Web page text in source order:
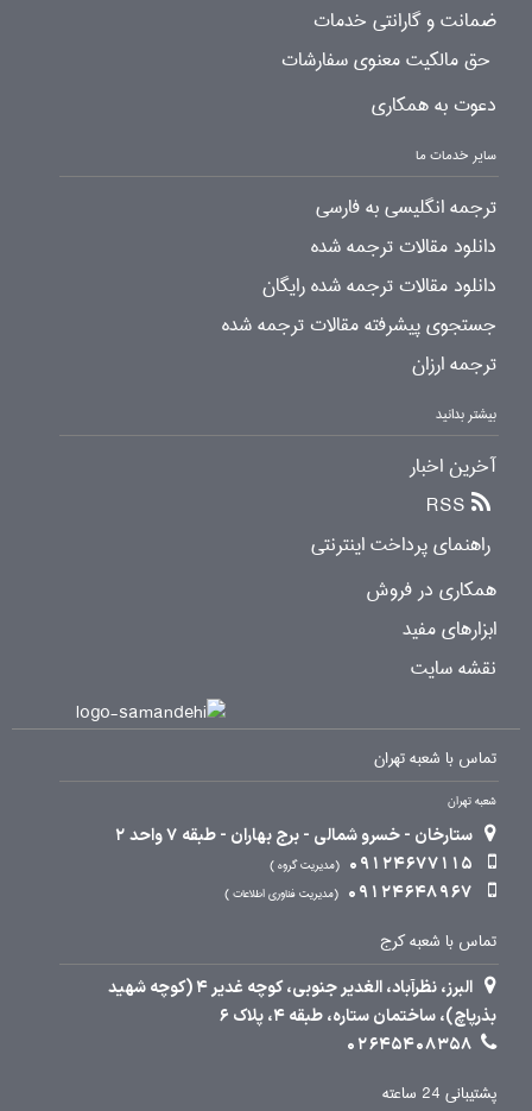
ضمانت و گارانتی خدمات
حق مالکیت معنوی سفارشات
دعوت به همکاری
سایر خدمات ما
ترجمه انگلیسی به فارسی
دانلود مقالات ترجمه شده
دانلود مقالات ترجمه شده رایگان
جستجوی پیشرفته مقالات ترجمه شده
ترجمه ارزان
بیشتر بدانید
آخرین اخبار
RSS
راهنمای پرداخت اینترنتی
همکاری در فروش
ابزارهای مفید
نقشه سایت
تماس با شعبه تهران
شعبه تهران
ستارخان - خسرو شمالی - برج بهاران - طبقه 7 واحد 2
09124677115
مدیریت گروه
09124648967 مدیریت فناوری اطلاعات
تماس با شعبه کرج
البرز، نظرآباد، الغدیر جنوبی، کوچه غدیر 4 (کوچه شهید
بذرپاچ)، ساختمان ستاره، طبقه 4، پلاک 6
02645408358
پشتیبانی 24 ساعته